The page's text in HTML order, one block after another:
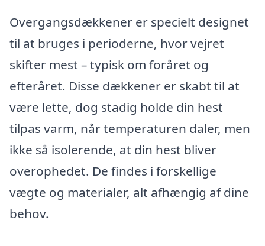
Overgangsdækkener er specielt designet
til at bruges i perioderne, hvor vejret
skifter mest – typisk om foråret og
efteråret. Disse dækkener er skabt til at
være lette, dog stadig holde din hest
tilpas varm, når temperaturen daler, men
ikke så isolerende, at din hest bliver
overophedet. De findes i forskellige
vægte og materialer, alt afhængig af dine
behov.